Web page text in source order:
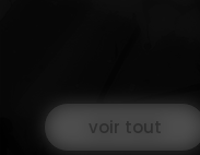
voir tout